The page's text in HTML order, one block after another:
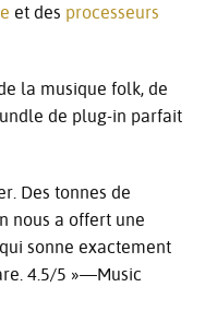
et des processeurs
la musique folk, de
de plug-in parfait
Des tonnes de
nous a offert une
sonne exactement
4.5/5 »—Music